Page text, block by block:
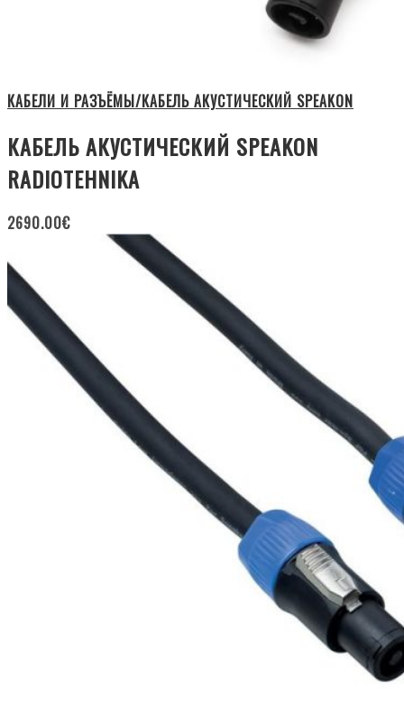
КАБЕЛИ И РАЗЪЁМЫ/КАБЕЛЬ АКУСТИЧЕСКИЙ SPEAKON
КАБЕЛЬ АКУСТИЧЕСКИЙ SPEAKON
RADIOTEHNIKA
2690.00€